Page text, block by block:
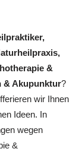
&
& Akupunktur?
wir Ihnen
Ideen. In
wegen
&